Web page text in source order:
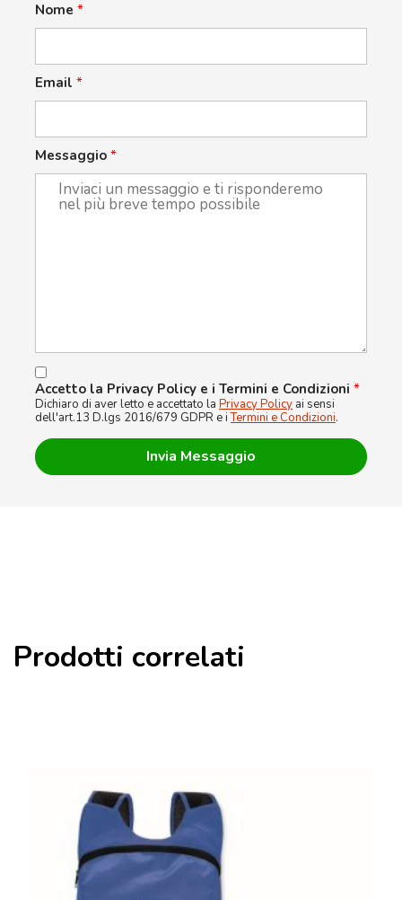
Nome *
Email *
Messaggio *
Accetto la Privacy Policy e i Termini e Condizioni *
Dichiaro di aver letto e accettato la Privacy Policy ai sensi
dell'art.13 D.lgs 2016/679 GDPR e iTermini e Condizioni.
Prodotti correlati